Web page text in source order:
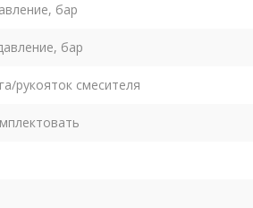
бар
бар
рукояток смесителя